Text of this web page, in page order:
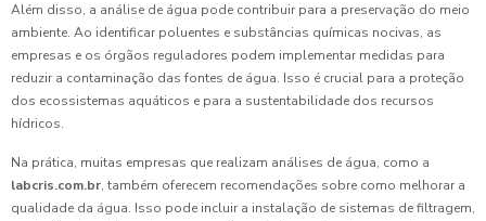
Além disso, a análise de água pode contribuir para a preservação do meio
ambiente. Ao identificar poluentes e substâncias químicas nocivas, as
empresas e os órgãos reguladores podem implementar medidas para
reduzir a contaminação das fontes de água. Isso é crucial para a proteção
dos ecossistemas aquáticos e para a sustentabilidade dos recursos
hídricos.
Na prática, muitas empresas que realizam análises de água, como a
labcris.com.br, também oferecem recomendações sobre como melhorar a
qualidade da água. Isso pode incluir a instalação de sistemas de filtragem,